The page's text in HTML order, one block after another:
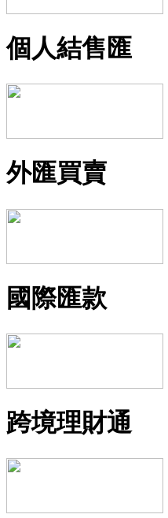
個人結售匯
外匯買賣
國際匯款
跨境理財通